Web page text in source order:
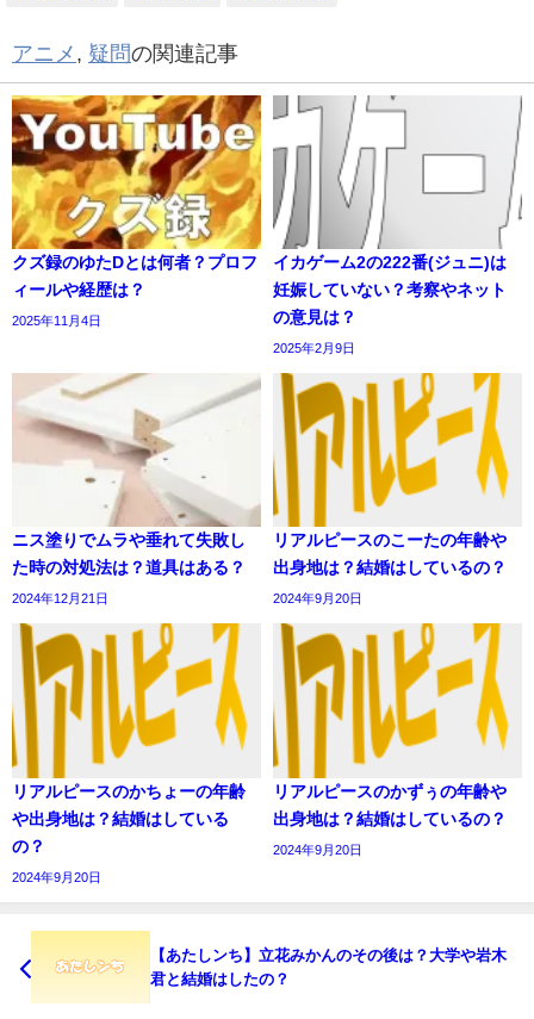
アニメ , 疑問の関連記事
クズ録のゆたDとは何者？プロフ
ィールや経歴は？
2025年11月4日
イカゲーム2の222番(ジュニ)は
妊娠していない？考察やネット
の意見は？
2025年2月9日
ニス塗りでムラや垂れて失敗し
た時の対処法は？道具はある？
2024年12月21日
リアルピースのこーたの年齢や
出身地は？結婚はしているの？
2024年9月20日
リアルピースのかちょーの年齢
や出身地は？結婚はしている
の？
2024年9月20日
リアルピースのかずぅの年齢や
出身地は？結婚はしているの？
2024年9月20日
【あたしンち】立花みかんのその後は？大学や岩木
君と結婚はしたの？